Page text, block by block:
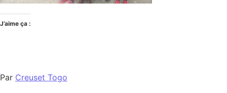
J’aime ça :
Par Creuset Togo